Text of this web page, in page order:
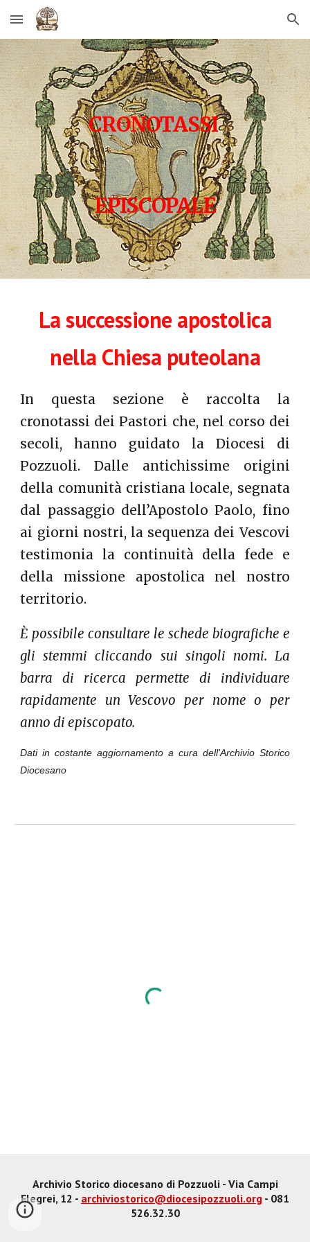
Skip to main content Skip to navigation
CRONOTASSI
EPISCOPALE
La successione apostolica
nella Chiesa puteolana
In questa sezione è raccolta la
cronotassi dei Pastori che, nel corso dei
secoli, hanno guidato la Diocesi di
Pozzuoli. Dalle antichissime origini
della comunità cristiana locale, segnata
dal passaggio dell’Apostolo Paolo, fino
ai giorni nostri, la sequenza dei Vescovi
testimonia la continuità della fede e
della missione apostolica nel nostro
territorio.
È possibile consultare le schede biografiche e
gli stemmi cliccando sui singoli nomi. La
barra di ricerca permette di individuare
rapidamente un Vescovo per nome o per
anno di episcopato.
Dati in costante aggiornamento a cura dell'Archivio Storico
Diocesano
Archivio Storico diocesano di Pozzuoli - Via Campi
Flegrei, 12 - archiviostorico@diocesipozzuoli.org - 081
526.32.30